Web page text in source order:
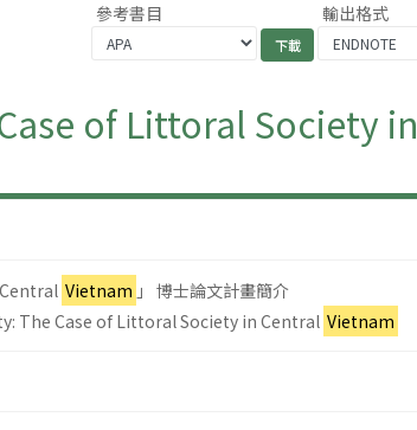
參考書目 輸出格式
of Littoral Society in
Vietnam 」 博士論文計畫簡介
The Case of Littoral Society in Central Vietnam